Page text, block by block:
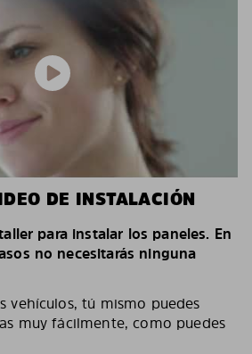
DE INSTALACIÓN
para instalar los paneles. En
no necesitarás ninguna
vehículos, tú mismo puedes
muy fácilmente, como puedes